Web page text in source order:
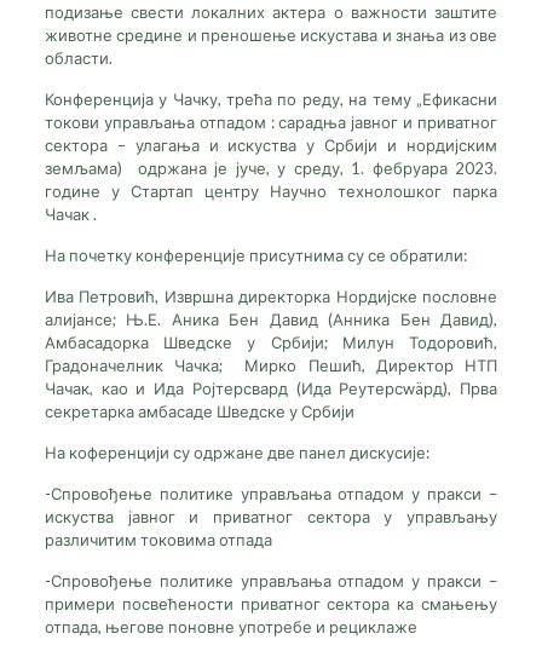
подизање свести локалних актера о важности заштите
животне средине и преношење искустава и знања из ове
области.
Конференција у Чачку, трећа по реду, на тему „Ефикасни
токови управљања отпадом : сарадња јавног и приватног
сектора – улагања и искуства у Србији и нордијским
земљама) одржана је јуче, у среду, 1. фебруара 2023.
године у Стартап центру Научно технолошког парка
Чачак .
На почетку конференције присутнима су се обратили:
Ива Петровић, Извршна директорка Нордијске пословне
алијансе; Њ.Е. Аника Бен Давид (Анника Бен Давид),
Амбасадорка Шведске у Србији; Милун Тодоровић,
Градоначелник Чачка; Мирко Пешић, Директор НТП
Чачак, као и Ида Ројтерсвард (Ида Реутерсwäрд), Прва
секретарка амбасаде Шведске у Србији
На коференцији су одржане две панел дискусије:
-Спровођење политике управљања отпадом у пракси –
искуства јавног и приватног сектора у управљању
различитим токовима отпада
-Спровођење политике управљања отпадом у пракси –
примери посвећености приватног сектора ка смањењу
отпада, његове поновне употребе и рециклаже